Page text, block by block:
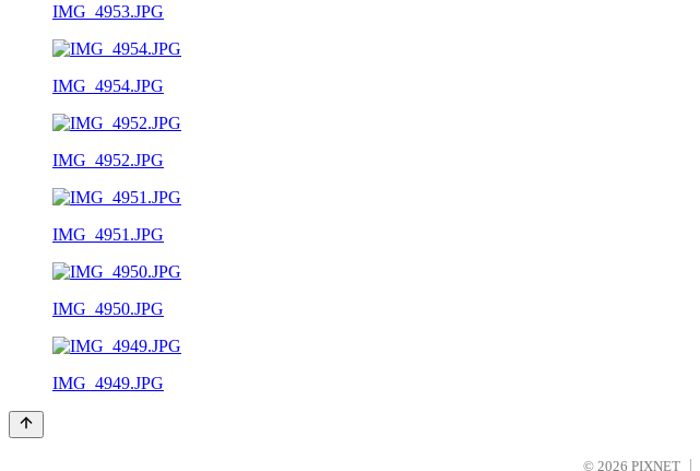
IMG_4953.JPG
IMG_4954.JPG
IMG_4952.JPG
IMG_4951.JPG
IMG_4950.JPG
IMG_4949.JPG
© 2026 PIXNET